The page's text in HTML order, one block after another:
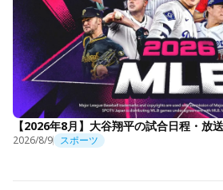
【2026年8月】大谷翔平の試合日程・放
2026/8/9 スポーツ